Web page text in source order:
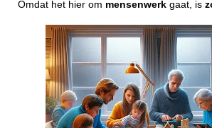
Omdat het hier om mensenwerk gaat, is